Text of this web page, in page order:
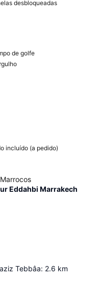
desbloqueadas
de golfe
incluído (a pedido)
Eddahbi Marrakech
Tebbâa: 2.6 km